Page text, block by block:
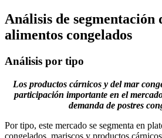
Análisis de segmentación
alimentos congelados
Análisis por tipo
Los productos cárnicos y del mar
participación importante en el
demanda de postres
Por tipo, este mercado se segmenta en
congelados, mariscos y productos